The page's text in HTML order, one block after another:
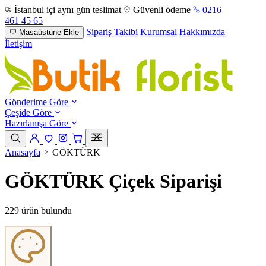
İstanbul içi aynı gün teslimat Güvenli ödeme
0216
461 45 65
Masaüstüne Ekle Sipariş Takibi Kurumsal Hakkımızda
İletişim
Gönderime Göre
Çeşide Göre
Hazırlanışa Göre
Anasayfa GÖKTÜRK
GÖKTÜRK Çiçek Siparişi
229 ürün bulundu